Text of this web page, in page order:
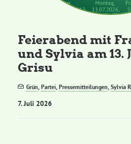
Feierabend mit
und Sylvia am 13.
Grisu
Grün,Partei,Pressemitteilungen,Sylvia
7. Juli 2026